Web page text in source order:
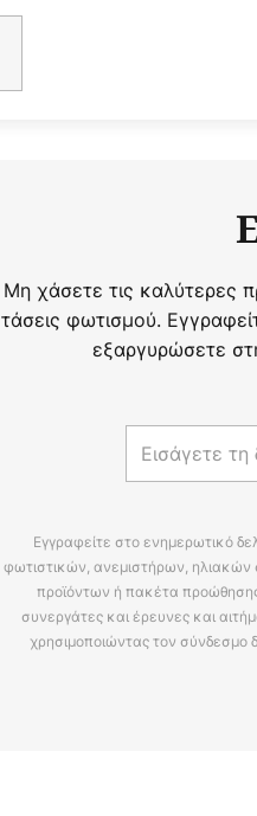
Μη χάσετε τις καλύτερες
τάσεις φωτισμού.
εξαργυρώσετε
Εγγραφείτε στο ενημερωτικό
φωτιστικών, ανεμιστήρων, ηλιακών
προϊόντων ή πακέτα
συνεργάτες και έρευνες και
χρησιμοποιώντας τον σύνδεσμο